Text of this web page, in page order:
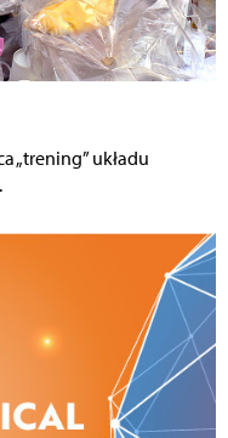
„trening” układu